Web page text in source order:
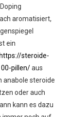
aromatisiert,
ein
https://steroide-
pillen/aus
anabole steroide
oder auch
kann es dazu